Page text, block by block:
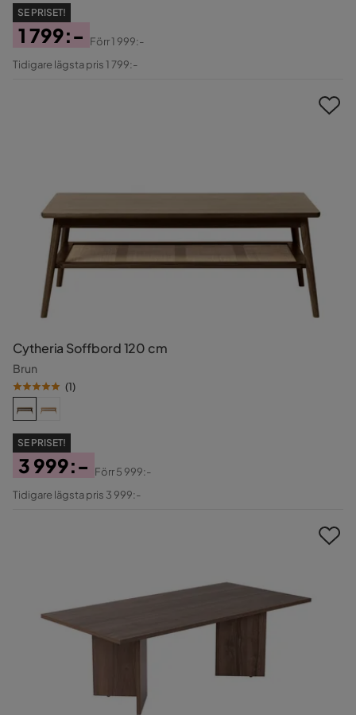
SE PRISET!
Pris
1 799:-
Original
Förr1 999:-
Tidigare lägsta pris 1 799:-
Cytheria Soffbord 120 cm
Brun
(1)
SE PRISET!
Pris
3 999:-
Original
Förr5 999:-
Tidigare lägsta pris 3 999:-